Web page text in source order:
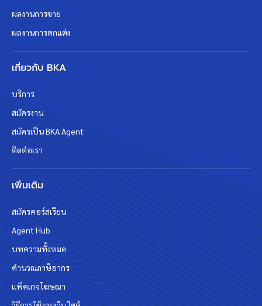
ผลงานการขาย
ผลงานการตกแต่ง
เกี่ยวกับ BKA
บริการ
สมัครงาน
สมัครเป็น BKA Agent
ติดต่อเรา
เพิ่มเติม
สมัครคอร์สเรียน
Agent Hub
บทความทั้งหมด
คำนวณภาษีอากร
แพ็คเกจโฆษณา